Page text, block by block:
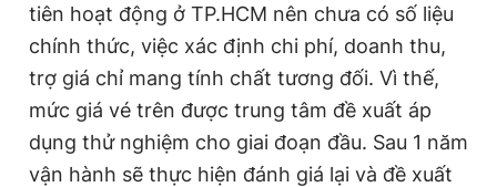
tiên hoạt động ở TP.HCM nên chưa có số liệu
chính thức, việc xác định chi phí, doanh thu,
trợ giá chỉ mang tính chất tương đối. Vì thế,
mức giá vé trên được trung tâm đề xuất áp
dụng thử nghiệm cho giai đoạn đầu. Sau 1 năm
vận hành sẽ thực hiện đánh giá lại và đề xuất